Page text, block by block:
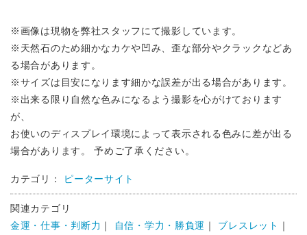
※画像は現物を弊社スタッフにて撮影しています。
※天然石のため細かなカケや凹み、歪な部分やクラックなどあ
る場合があります。
※サイズは目安になります細かな誤差が出る場合があります。
※出来る限り自然な色みになるよう撮影を心がけております
が、
お使いのディスプレイ環境によって表示される色みに差が出る
場合があります。 予めご了承ください。
カテゴリ： ピーターサイト
関連カテゴリ
金運・仕事・判断力 ｜ 自信・学力・勝負運 ｜ ブレスレット ｜